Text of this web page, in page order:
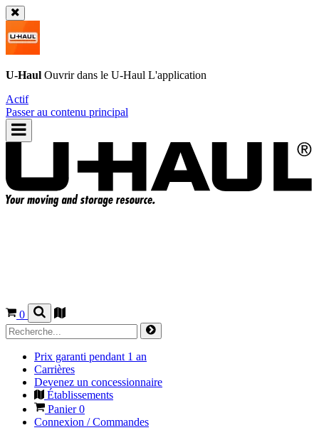
U-Haul Ouvrir dans le U-Haul L'application
Actif
Passer au contenu principal
0
Prix garanti pendant 1 an
Carrières
Devenez un concessionnaire
Établissements
Panier0
Connexion / Commandes